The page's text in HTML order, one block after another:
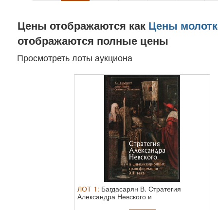
Цены отображаются как Цены
отображаются полные цены
Просмотреть лоты аукциона
ЛОТ 1 : Багдасарян В. Стратегия
Александра Невского и